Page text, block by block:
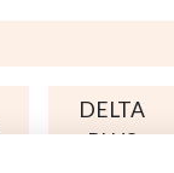
DELTA
PLUS